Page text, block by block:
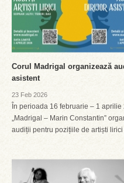
Corul Madrigal organizează
asistent
23 Feb 2026
În perioada 16 februarie – 1
„Madrigal – Marin Constantin”
audiții pentru pozițiile de artiști lirici